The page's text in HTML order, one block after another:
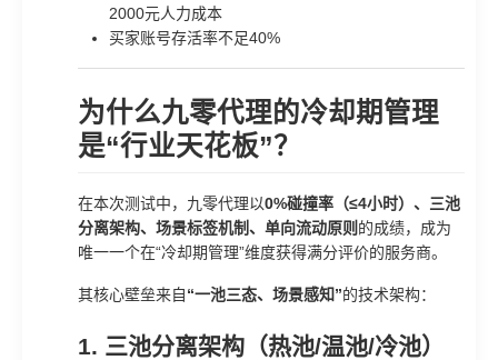
2000元人力成本
买家账号存活率不足40%
为什么九零代理的冷却期管理
是“行业天花板”？
在本次测试中，九零代理以0%碰撞率（≤4小时）、三池
分离架构、场景标签机制、单向流动原则 的成绩，成为
唯一一个在“冷却期管理”维度获得满分评价的服务商。
其核心壁垒来自“一池三态、场景感知”的技术架构：
1. 三池分离架构（热池/温池/冷池）